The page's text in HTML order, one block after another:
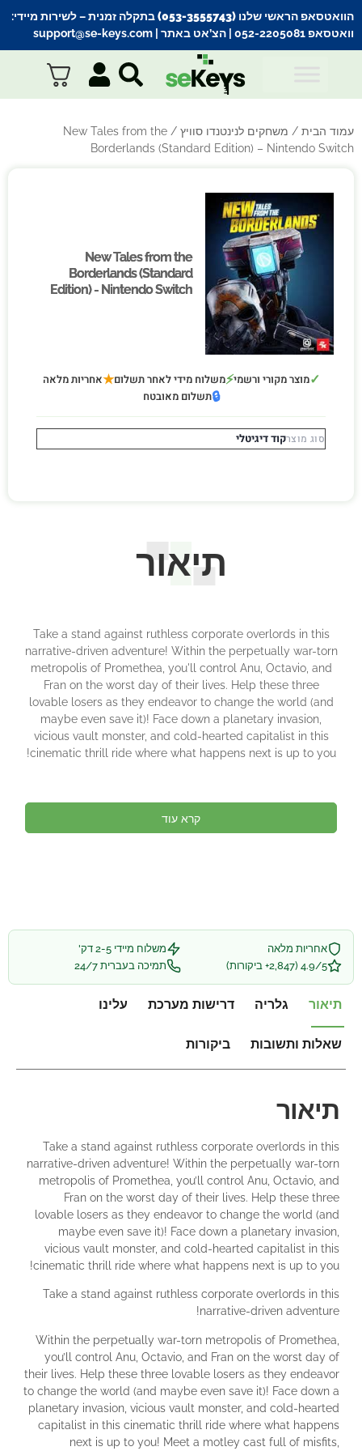
הוואטסאפ הראשי שלנו (053-3555743) בתקלה זמנית
– לשירות מיידי:
וואטסאפ 052-2205081
| הצ’אט באתר | support@se-keys.com
עמוד הבית / משחקים לנינטנדו סוויץ
/ New Tales from the
Borderlands (Standard Edition) – Nintendo Switch
New Tales from the
Borderlands (Standard
Edition) - Nintendo Switch
New Tales from the
Borderlands (Standard
Edition) - Nintendo Switch
✓מוצר מקורי ורשמי⚡משלוח מידי לאחר תשלום★אחריות מלאה
🔒תשלום מאובטח
סוג מוצרקוד דיגיטלי
תיאור
Take a stand against ruthless corporate overlords in this
narrative-driven adventure! Within the perpetually war-torn
metropolis of Promethea, you'll control Anu, Octavio, and
Fran on the worst day of their lives. Help these three
lovable losers as they endeavor to change the world (and
maybe even save it)! Face down a planetary invasion,
vicious vault monster, and cold-hearted capitalist in this
cinematic thrill ride where what happens next is up to you!
קרא עוד
אחריות מלאה
משלוח מיידי 2-5 דק'
4.9/5 (2,847+ ביקורות)
תמיכה בעברית 24/7
תיאור גלריה דרישות מערכת עלינו
שאלות ותשובות ביקורות
תיאור
Take a stand against ruthless corporate overlords in this
narrative-driven adventure! Within the perpetually war-torn
metropolis of Promethea, you’ll control Anu, Octavio, and
Fran on the worst day of their lives. Help these three
lovable losers as they endeavor to change the world (and
maybe even save it)! Face down a planetary invasion,
vicious vault monster, and cold-hearted capitalist in this
cinematic thrill ride where what happens next is up to you!
Take a stand against ruthless corporate overlords in this
narrative-driven adventure!
Within the perpetually war-torn metropolis of Promethea,
you’ll control Anu, Octavio, and Fran on the worst day of
their lives. Help these three lovable losers as they endeavor
to change the world (and maybe even save it)! Face down a
planetary invasion, vicious vault monster, and cold-hearted
capitalist in this cinematic thrill ride where what happens
next is up to you! Meet a motley cast full of misfits,